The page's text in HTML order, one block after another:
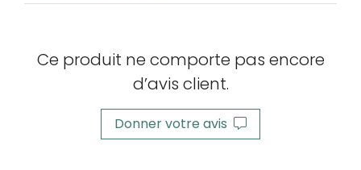
Ce produit ne comporte pas encore
d’avis client.
Donner votre avis